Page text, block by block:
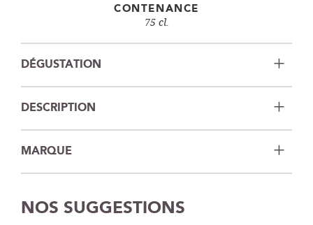
CONTENANCE
75 cl.
DÉGUSTATION
DESCRIPTION
MARQUE
NOS SUGGESTIONS